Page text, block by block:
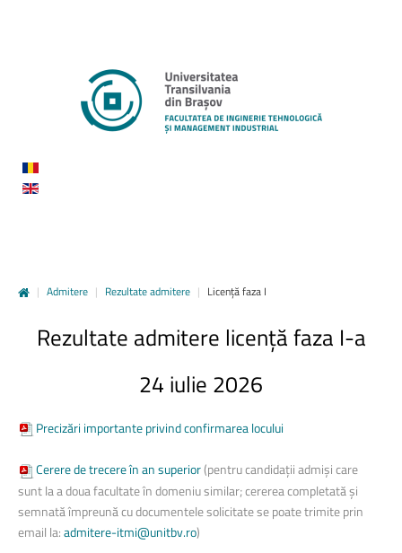
| Admitere | Rezultate admitere | Licență faza I
Rezultate admitere licențăfaza I-a
24 iulie 2026
Precizări importante privind confirmarea locului
Cerere de trecere în an superior(pentru candidații admiși care
sunt la a doua facultate în domeniu similar; cererea completată și
semnată împreună cu documentele solicitate se poate trimite prin
email la:admitere-itmi@unitbv.ro)